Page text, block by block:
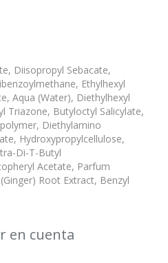
Diisopropyl Sebacate,
Ethylhexyl
Aqua (Water), Diethylhexyl
Triazone, Butyloctyl Salicylate,
Diethylamino
Hydroxypropylcellulose,
Di-T-Butyl
Acetate, Parfum
Root Extract, Benzyl
en cuenta